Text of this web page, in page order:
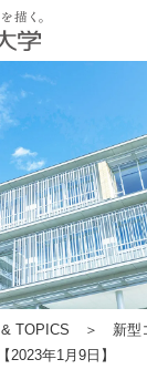
TOPICS ＞ 新型
2023年1月9日】